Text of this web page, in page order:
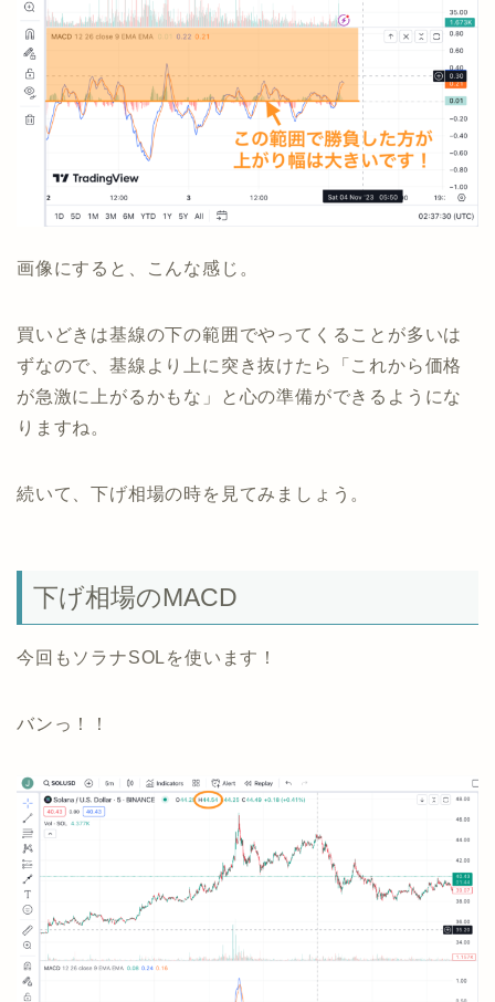
画像にすると、こんな感じ。
買いどきは基線の下の範囲でやってくることが多いは
ずなので、基線より上に突き抜けたら「これから価格
が急激に上がるかもな」と心の準備ができるようにな
りますね。
続いて、下げ相場の時を見てみましょう。
下げ相場のMACD
今回もソラナSOLを使います！
バンっ！！